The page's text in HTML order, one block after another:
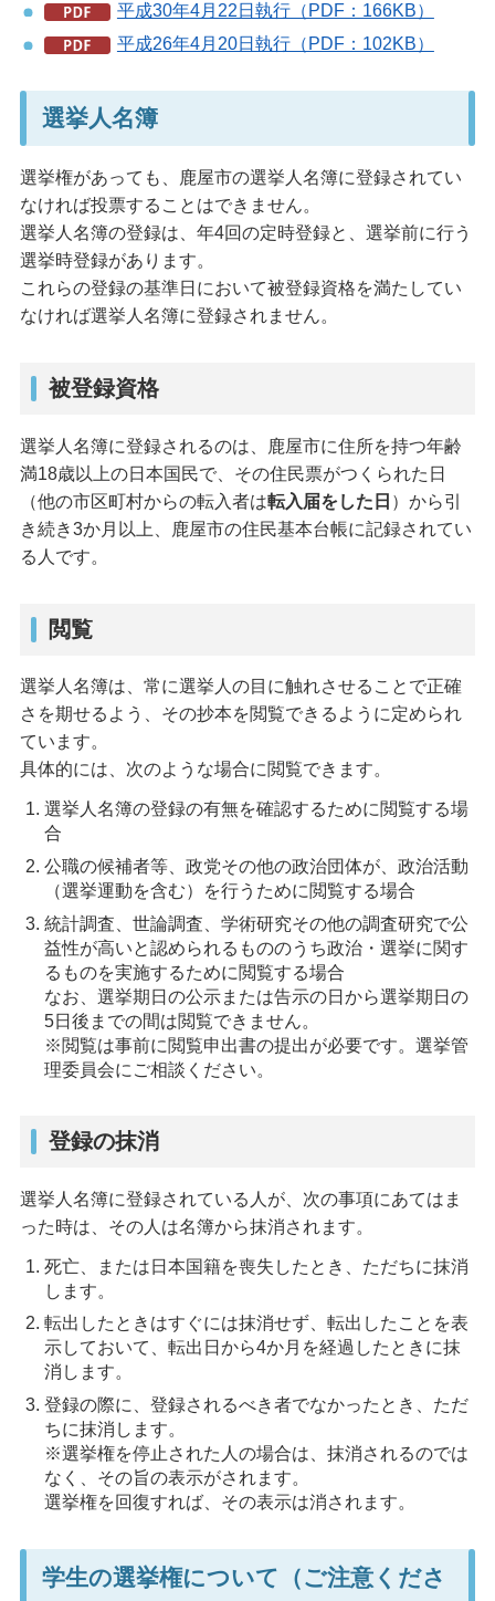
平成30年4月22日執行（PDF：166KB）
平成26年4月20日執行（PDF：102KB）
選挙人名簿
選挙権があっても、鹿屋市の選挙人名簿に登録されてい
なければ投票することはできません。
選挙人名簿の登録は、年4回の定時登録と、選挙前に行う
選挙時登録があります。
これらの登録の基準日において被登録資格を満たしてい
なければ選挙人名簿に登録されません。
被登録資格
選挙人名簿に登録されるのは、鹿屋市に住所を持つ年齢
満18歳以上の日本国民で、その住民票がつくられた日
（他の市区町村からの転入者は転入届をした日 ）から引
き続き3か月以上、鹿屋市の住民基本台帳に記録されてい
る人です。
閲覧
選挙人名簿は、常に選挙人の目に触れさせることで正確
さを期せるよう、その抄本を閲覧できるように定められ
ています。
具体的には、次のような場合に閲覧できます。
選挙人名簿の登録の有無を確認するために閲覧する場
合
公職の候補者等、政党その他の政治団体が、政治活動
（選挙運動を含む）を行うために閲覧する場合
統計調査、世論調査、学術研究その他の調査研究で公
益性が高いと認められるもののうち政治・選挙に関す
るものを実施するために閲覧する場合
なお、選挙期日の公示または告示の日から選挙期日の
5日後までの間は閲覧できません。
※閲覧は事前に閲覧申出書の提出が必要です。選挙管
理委員会にご相談ください。
登録の抹消
選挙人名簿に登録されている人が、次の事項にあてはま
った時は、その人は名簿から抹消されます。
死亡、または日本国籍を喪失したとき、ただちに抹消
します。
転出したときはすぐには抹消せず、転出したことを表
示しておいて、転出日から4か月を経過したときに抹
消します。
登録の際に、登録されるべき者でなかったとき、ただ
ちに抹消します。
※選挙権を停止された人の場合は、抹消されるのでは
なく、その旨の表示がされます。
選挙権を回復すれば、その表示は消されます。
学生の選挙権について（ご注意くださ